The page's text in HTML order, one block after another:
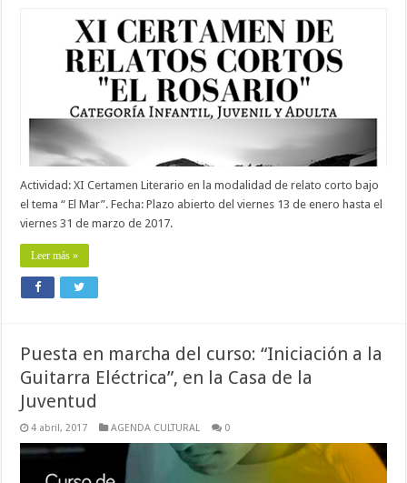
Actividad: XI Certamen Literario en la modalidad de relato corto bajo
el tema “ El Mar”. Fecha: Plazo abierto del viernes 13 de enero hasta el
viernes 31 de marzo de 2017.
Leer más »
Puesta en marcha del curso: “Iniciación a la
Guitarra Eléctrica”, en la Casa de la
Juventud
4 abril, 2017 AGENDA CULTURAL 0